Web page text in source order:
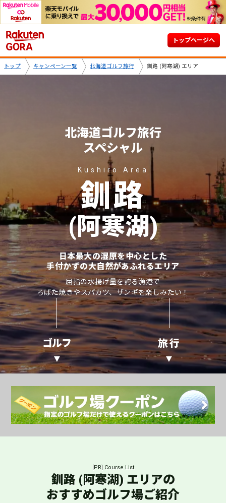
トップページへ
トップ キャンペーン一覧 北海道ゴルフ旅行 釧路 (阿寒湖) エリア
北海道ゴルフ旅行
スペシャル
Kushiro Area
釧路
(阿寒湖)
日本最大の湿原を中心とした
手付かずの大自然があふれるエリア
屈指の水揚げ量を誇る漁港で
ろばた焼きやスパカツ、ザンギを楽しみたい！
ゴルフ 旅行
[PR] Course List
釧路 (阿寒湖) エリアの
おすすめゴルフ場ご紹介